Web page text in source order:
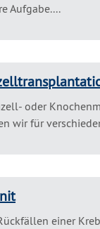
Aufgabe....
oder
wir für
einer